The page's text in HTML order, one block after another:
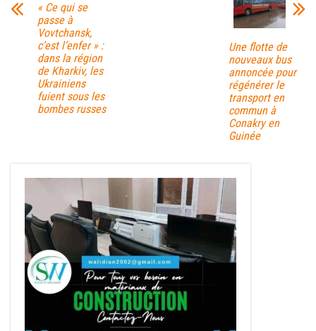
« Ce qui se
passe à
Vovtchansk,
c’est l’enfer » :
dans la région
de Kharkiv, les
Ukrainiens
fuient sous les
bombes russes
Une flotte de
nouveaux bus
annoncée pour
régénérer le
transport en
commun à
Conakry en
Guinée